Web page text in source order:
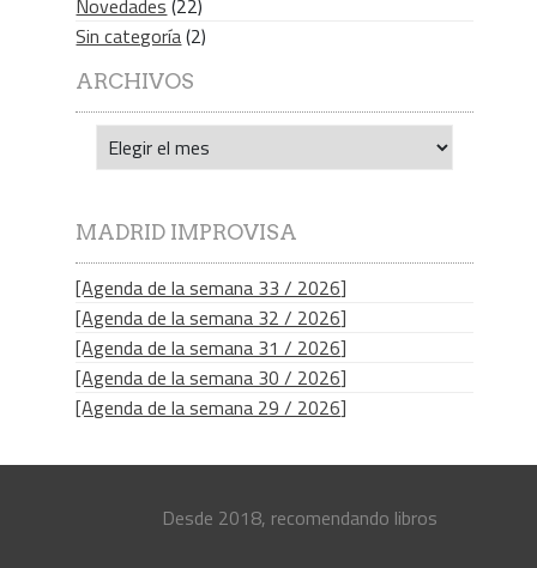
Novedades (22)
Sin categoría(2)
ARCHIVOS
Archivos
MADRID IMPROVISA
[Agenda de la semana 33 / 2026]
[Agenda de la semana 32 / 2026]
[Agenda de la semana 31 / 2026]
[Agenda de la semana 30 / 2026]
[Agenda de la semana 29 / 2026]
Desde 2018, recomendando libros